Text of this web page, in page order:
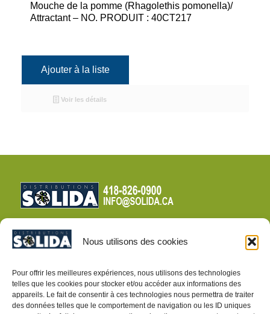
Nous utilisons des cookies
Pour offrir les meilleures expériences, nous utilisons des technologies
telles que les cookies pour stocker et/ou accéder aux informations des
appareils. Le fait de consentir à ces technologies nous permettra de traiter
des données telles que le comportement de navigation ou les ID uniques
Mouche de la pomme (Rhagolethis pomonella)/
Attractant – NO. PRODUIT : 40CT217
Ajouter à la liste
Voir les détails
CONDITIONS DE VENTE
POLITIQUE DE CONFIDENTIALITÉ